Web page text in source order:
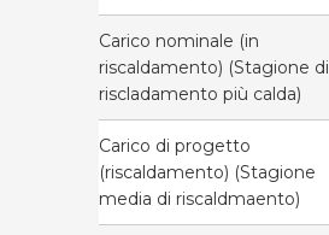
Carico nominale (in
riscaldamento) (Stagione di
riscladamento più calda)
Carico di progetto
(riscaldamento) (Stagione
media di riscaldmaento)